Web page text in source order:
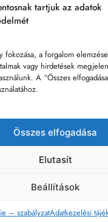
tartjuk az adatok
fokozása, a forgalom
vagy hirdetések
A “Összes
Összes elfogadása
Elutasít
Beállítások
– szabályzatAdatkezelési